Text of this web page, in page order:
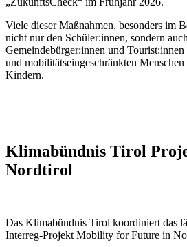
Viele dieser Maßnahmen, besonders im
nicht nur den Schüler:innen, sondern
Gemeindebürger:innen und
und mobilitätseingeschränkten
Kindern.
Klimabündnis Tirol
Nordtirol
Das Klimabündnis Tirol koordiniert das
Interreg-Projekt Mobility for Future in